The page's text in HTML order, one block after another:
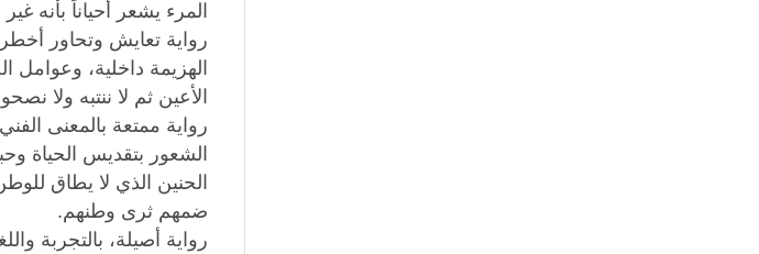
المرء يشعر أحياناً بأنه
رواية تعايش وتحاور
الهزيمة داخلية،
الأعين ثم لا ننتبه ولا
رواية ممتعة بالمعنى
الشعور بتقديس الحياة
الحنين الذي لا يطاق
ضمهم ثرى وطنهم.
رواية أصيلة، بالتجربة